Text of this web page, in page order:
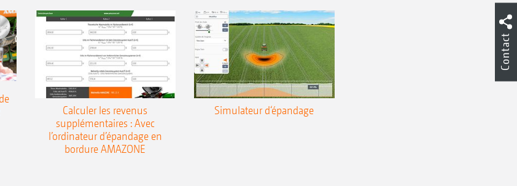
Maniabilité supérieure à la ferme et dans les champs
Un rendement supérieur sur route grâce à des vitesses de déplacement routier
plus rapides
Utilisation des avantages du véhicule porteur, tels que par exemple une garde au
sol et des largeurs de voies plus importantes
Centre de gravité parfait grâce à l’évacuation de l’arrière vers l’avant
Calculer les revenus
supplémentaires : Avec
l’ordinateur d’épandage en
bordure AMAZONE
Simulateur d‘épandage
Contact